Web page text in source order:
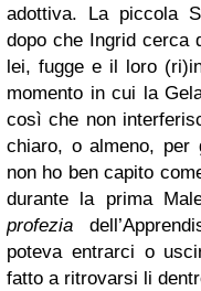
adottiva. La piccola
dopo che Ingrid cerca
lei, fugge e il loro
momento in cui la
così che non
chiaro, o almeno, per
non ho ben capito
durante la prima
profezia
poteva entrarci o
fatto a ritrovarsi li